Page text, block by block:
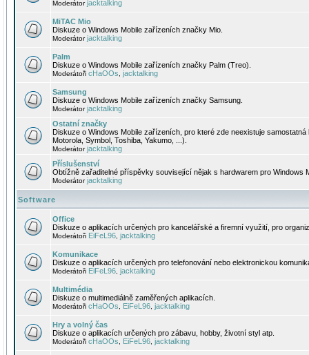
Moderátorjacktalking
MiTAC Mio
Diskuze o Windows Mobile zařízeních značky Mio.
Moderátorjacktalking
Palm
Diskuze o Windows Mobile zařízeních značky Palm (Treo).
Moderátoři cHaOOs jacktalking
Samsung
Diskuze o Windows Mobile zařízeních značky Samsung.
Moderátorjacktalking
Ostatní značky
Diskuze o Windows Mobile zařízeních, pro které zde neexistuje
Motorola, Symbol, Toshiba, Yakumo, ...).
Moderátorjacktalking
Příslušenství
Obtížně zařaditelné příspěvky související nějak s hardwarem pro Windows
Moderátorjacktalking
Software
Office
Diskuze o aplikacích určených pro kancelářské a firemní využití, pro
Moderátoři EiFeL96 jacktalking
Komunikace
Diskuze o aplikacích určených pro telefonování nebo elektronickou
Moderátoři EiFeL96 jacktalking
Multimédia
Diskuze o multimediálně zaměřených aplikacích.
Moderátoři cHaOOs EiFeL96 jacktalking
Hry a volný čas
Diskuze o aplikacích určených pro zábavu, hobby, životní styl atp.
Moderátoři cHaOOs EiFeL96 jacktalking